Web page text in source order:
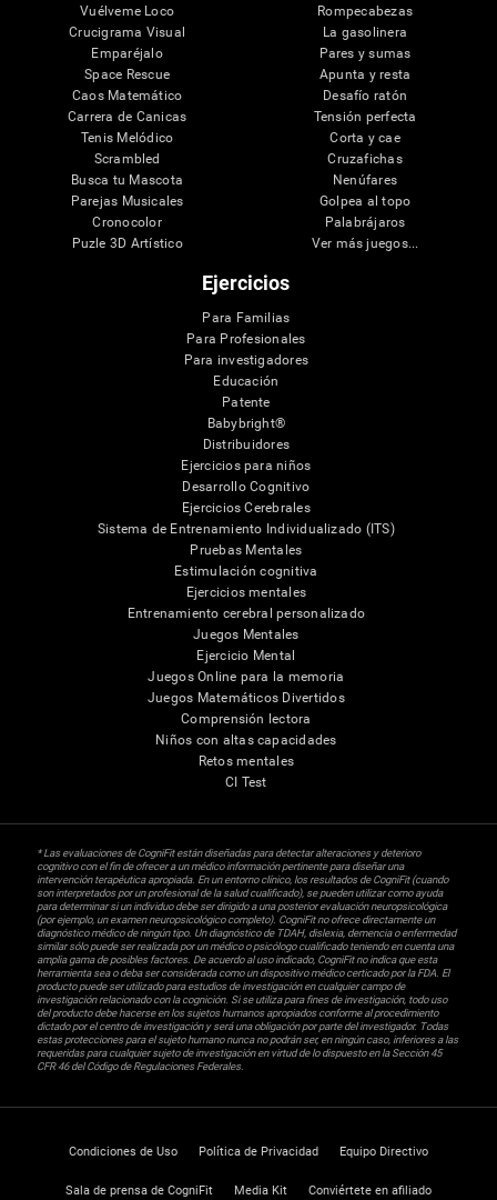
Vuélveme Loco
Crucigrama Visual
Emparéjalo
Space Rescue
Caos Matemático
Carrera de Canicas
Tenis Melódico
Scrambled
Busca tu Mascota
Parejas Musicales
Cronocolor
Puzle 3D Artístico
Rompecabezas
La gasolinera
Pares y sumas
Apunta y resta
Desafío ratón
Tensión perfecta
Corta y cae
Cruzafichas
Nenúfares
Golpea al topo
Palabrájaros
Ver más juegos...
Ejercicios
Para Familias
Para Profesionales
Para investigadores
Educación
Patente
Babybright®
Distribuidores
Ejercicios para niños
Desarrollo Cognitivo
Ejercicios Cerebrales
Sistema de Entrenamiento Individualizado (ITS)
Pruebas Mentales
Estimulación cognitiva
Ejercicios mentales
Entrenamiento cerebral personalizado
Juegos Mentales
Ejercicio Mental
Juegos Online para la memoria
Juegos Matemáticos Divertidos
Comprensión lectora
Niños con altas capacidades
Retos mentales
CI Test
* Las evaluaciones de CogniFit están diseñadas para detectar alteraciones y deterioro
cognitivo con el fin de ofrecer a un médico información pertinente para diseñar una
intervención terapéutica apropiada. En un entorno clínico, los resultados de CogniFit (cuando
son interpretados por un profesional de la salud cualificado), se pueden utilizar como ayuda
para determinar si un individuo debe ser dirigido a una posterior evaluación neuropsicológica
(por ejemplo, un examen neuropsicológico completo). CogniFit no ofrece directamente un
diagnóstico médico de ningún tipo. Un diagnóstico de TDAH, dislexia, demencia o enfermedad
similar sólo puede ser realizada por un médico o psicólogo cualificado teniendo en cuenta una
amplia gama de posibles factores. De acuerdo al uso indicado, CogniFit no indica que esta
herramienta sea o deba ser considerada como un dispositivo médico certicado por la FDA. El
producto puede ser utilizado para estudios de investigación en cualquier campo de
investigación relacionado con la cognición. Si se utiliza para fines de investigación, todo uso
del producto debe hacerse en los sujetos humanos apropiados conforme al procedimiento
dictado por el centro de investigación y será una obligación por parte del investigador. Todas
estas protecciones para el sujeto humano nunca no podrán ser, en ningún caso, inferiores a las
requeridas para cualquier sujeto de investigación en virtud de lo dispuesto en la Sección 45
CFR 46 del Código de Regulaciones Federales.
Condiciones de Uso Política de Privacidad Equipo Directivo
Sala de prensa de CogniFit Media Kit Conviértete en afiliado